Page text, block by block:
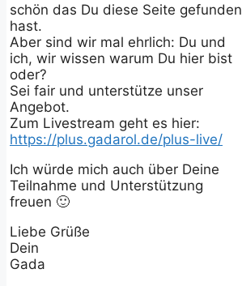
schön das Du diese Seite gefunden
hast.
Aber sind wir mal ehrlich: Du und
ich, wir wissen warum Du hier bist
oder?
Sei fair und unterstütze unser
Angebot.
Zum Livestream geht es hier:
https://plus.gadarol.de/plus-live/
Ich würde mich auch über Deine
Teilnahme und Unterstützung
freuen 🙂
Liebe Grüße
Dein
Gada